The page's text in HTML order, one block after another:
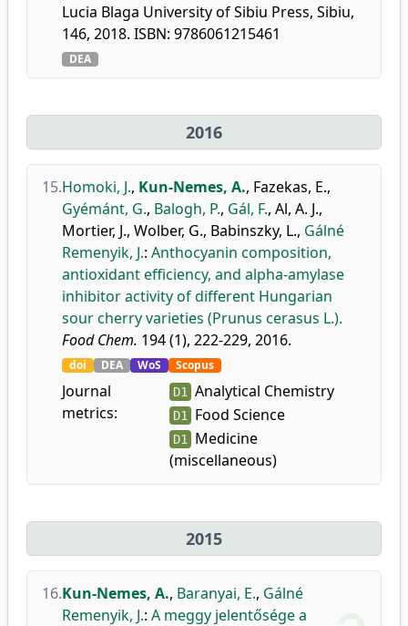
Lucia Blaga University of Sibiu Press, Sibiu,
146, 2018. ISBN: 9786061215461
DEA
2016
15.Homoki, J., Kun-Nemes, A., Fazekas, E.,
Gyémánt, G., Balogh, P., Gál, F., Al, A. J.,
Mortier, J., Wolber, G., Babinszky, L., Gálné
Remenyik, J.: Anthocyanin composition,
antioxidant efficiency, and alpha-amylase
inhibitor activity of different Hungarian
sour cherry varieties (Prunus cerasus L.).
Food Chem. 194 (1), 222-229, 2016.
doi DEA WoS Scopus
Journal
metrics:
D1 Analytical Chemistry
D1 Food Science
D1 Medicine
(miscellaneous)
2015
16.Kun-Nemes, A., Baranyai, E., Gálné
Remenyik, J.: A meggy jelentősége a